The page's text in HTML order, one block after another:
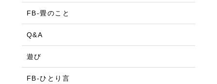
FB-畳のこと
Q&A
遊び
FB-ひとり言